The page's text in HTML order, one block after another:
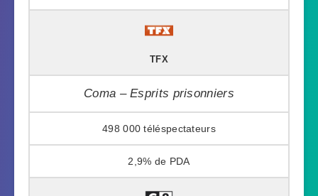
TFX
Coma – Esprits prisonniers
498 000
2,9%